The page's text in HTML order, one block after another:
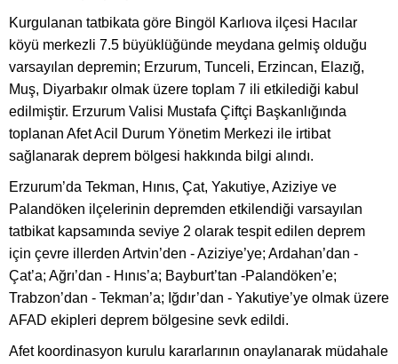
Kurgulanan tatbikata göre Bingöl Karlıova ilçesi Hacılar
köyü merkezli 7.5 büyüklüğünde meydana gelmiş olduğu
varsayılan depremin; Erzurum, Tunceli, Erzincan, Elazığ,
Muş, Diyarbakır olmak üzere toplam 7 ili etkilediği kabul
edilmiştir. Erzurum Valisi Mustafa Çiftçi Başkanlığında
toplanan Afet Acil Durum Yönetim Merkezi ile irtibat
sağlanarak deprem bölgesi hakkında bilgi alındı.
Erzurum’da Tekman, Hınıs, Çat, Yakutiye, Aziziye ve
Palandöken ilçelerinin depremden etkilendiği varsayılan
tatbikat kapsamında seviye 2 olarak tespit edilen deprem
için çevre illerden Artvin’den - Aziziye’ye; Ardahan’dan -
Çat’a; Ağrı’dan - Hınıs’a; Bayburt’tan -Palandöken’e;
Trabzon’dan - Tekman’a; Iğdır’dan - Yakutiye’ye olmak üzere
AFAD ekipleri deprem bölgesine sevk edildi.
Afet koordinasyon kurulu kararlarının onaylanarak müdahale